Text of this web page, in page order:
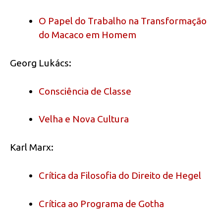
O Papel do Trabalho na Transformação
do Macaco em Homem
Georg Lukács:
Consciência de Classe
Velha e Nova Cultura
Karl Marx:
Crítica da Filosofia do Direito de Hegel
Crítica ao Programa de Gotha